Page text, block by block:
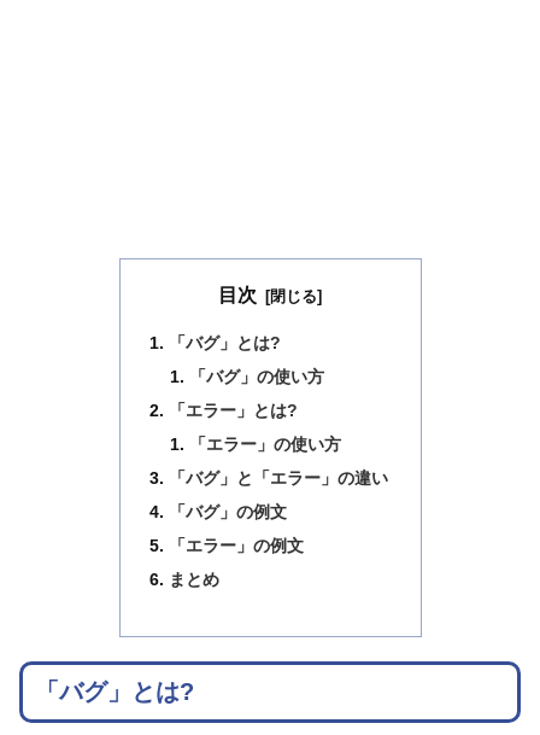
目次
「バグ」とは?
「バグ」の使い方
「エラー」とは?
「エラー」の使い方
「バグ」と「エラー」の違い
「バグ」の例文
「エラー」の例文
まとめ
「バグ」とは?